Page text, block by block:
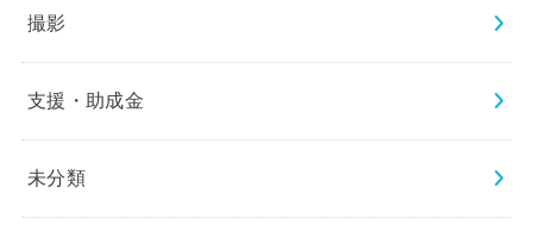
撮影
支援・助成金
未分類